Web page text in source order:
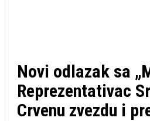
Novi odlazak sa
Reprezentativac
Crvenu zvezdu i